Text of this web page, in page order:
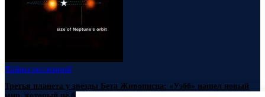
Тайны вселенной
Третья планета у звезды Бета Живописца: «Уэбб» нашел новый